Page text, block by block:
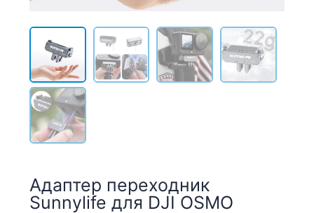
Адаптер переходник
Sunnylife для DJI OSMO